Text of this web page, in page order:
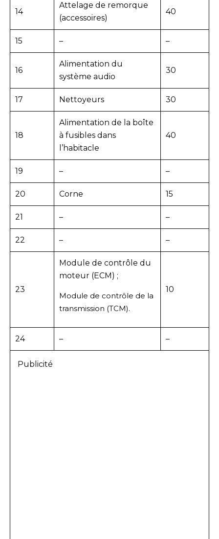
14
Attelage de remorque
(accessoires)
40
15 – –
16
Alimentation du
système audio
30
17 Nettoyeurs 30
18
Alimentation de la boîte
à fusibles dans
l’habitacle
40
19 – –
20 Corne 15
21 – –
22 – –
23
Module de contrôle du
moteur (ECM) ;
Module de contrôle de la
transmission (TCM).
10
24 – –
Publicité